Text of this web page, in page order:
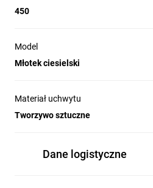
450
Model
Młotek ciesielski
Materiał uchwytu
Tworzywo sztuczne
Dane logistyczne